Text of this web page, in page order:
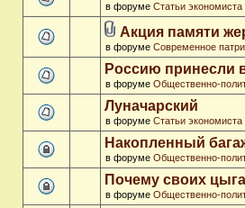
в форуме Статьи
Акция памяти
в форуме Современное
Россию принесли
в форуме Общественно-
Луначарский
в форуме Статьи
Накопленный
в форуме Общественно-
Почему своих
в форуме Общественно-